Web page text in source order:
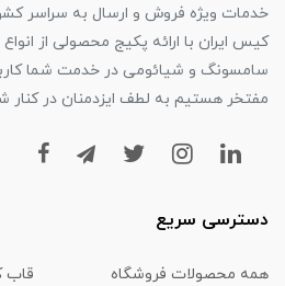
خدمات ویژه فروش و ارسال به سراسر
کیس ایران با ارائه پکیج محصولی از انواع
سامسونگ و شیائومی در خدمت شما
مفتخر هستیم به لطف ایزدمنان در کنار
دسترسی سریع
همه محصولات فروشگاه قاب